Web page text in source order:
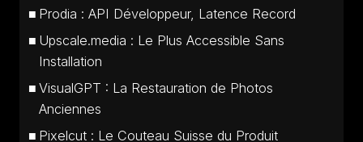
Prodia : API Développeur, Latence Record
Upscale.media : Le Plus Accessible Sans
Installation
VisualGPT : La Restauration de Photos
Anciennes
Pixelcut : Le Couteau Suisse du Produit